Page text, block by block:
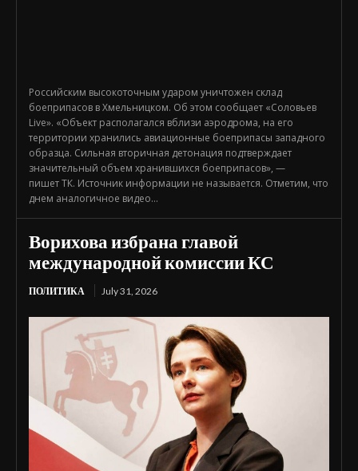
Российским высокоточным ударом уничтожен склад
боеприпасов в Хмельницком. Об этом сообщает «Соловьев
Live». «Объект располагался вблизи аэродрома, на его
территории хранились авиационные боеприпасы западного
образца. Сильная вторичная детонация подтверждает
значительный объем хранившихся боеприпасов», —
пишет ТК. Источник информации не называется. Отметим, что
днем аналогичное видео...
Ворихова избрана главой
международной комиссии КС
ПОЛИТИКА July 31, 2026